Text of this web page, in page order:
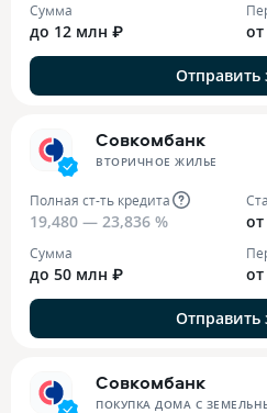
Сумма
до 12 млн ₽
Отправить
Совкомбанк
ВТОРИЧНОЕ ЖИЛЬЕ
Полная ст-ть кредита
19,480 — 23,836 %
Сумма
до 50 млн ₽ от
Отправить
Совкомбанк
ПОКУПКА ДОМА С